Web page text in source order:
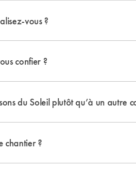
vous ?
confier ?
du Soleil plutôt qu’à un autre
chantier ?